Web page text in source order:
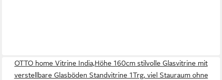
OTTO home Vitrine India,Höhe 160cm stilvolle Glasvitrine mit
verstellbare Glasböden Standvitrine 1Trg, viel Stauraum ohne